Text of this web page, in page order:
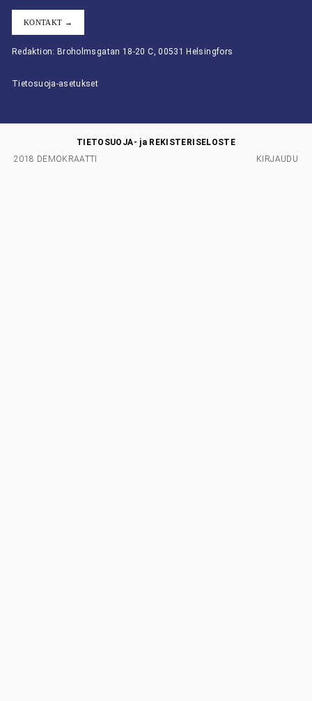
KONTAKT →
Redaktion: Broholmsgatan 18-20 C, 00531 Helsingfors
Tietosuoja-asetukset
2018 DEMOKRAATTI
TIETOSUOJA- ja REKISTERISELOSTE
KIRJAUDU